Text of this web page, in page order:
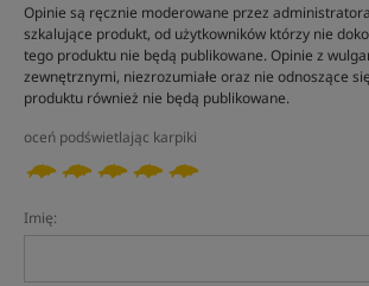
Opinie są ręcznie moderowane przez
szkalujące produkt, od użytkowników którzy nie
tego produktu nie będą publikowane. Opinie z
zewnętrznymi, niezrozumiałe oraz nie odnoszące
produktu również nie będą publikowane.
oceń podświetlając karpiki
Imię: